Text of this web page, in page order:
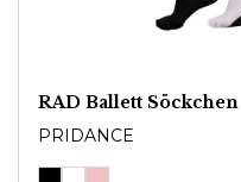
RAD Ballett Söckchen
PRIDANCE